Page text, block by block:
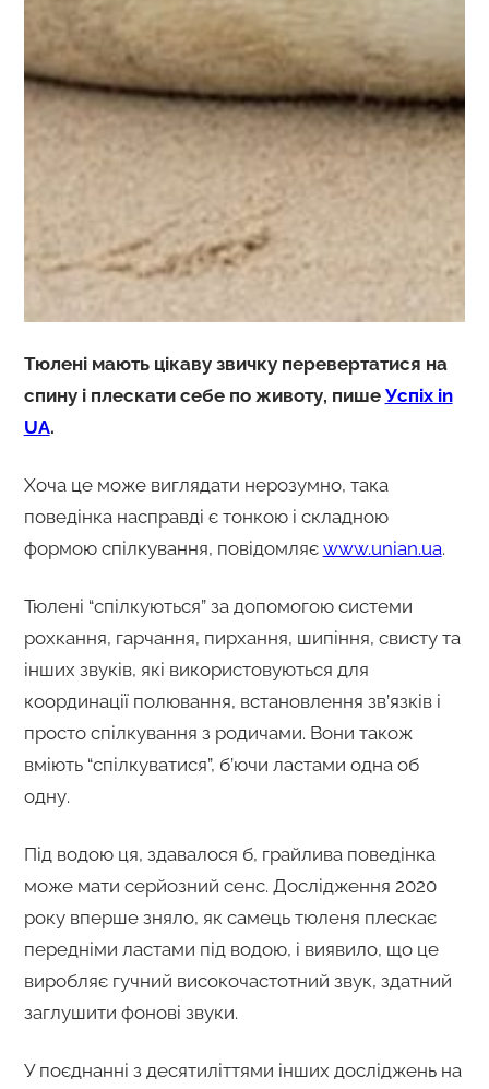
Тюлені мають цікаву звичку перевертатися на
спину і плескати себе по животу, пише Успіх in
UA.
Хоча це може виглядати нерозумно, така
поведінка насправді є тонкою і складною
формою спілкування, повідомляє www.unian.ua.
Тюлені “спілкуються” за допомогою системи
рохкання, гарчання, пирхання, шипіння, свисту та
інших звуків, які використовуються для
координації полювання, встановлення зв’язків і
просто спілкування з родичами. Вони також
вміють “спілкуватися”, б’ючи ластами одна об
одну.
Під водою ця, здавалося б, грайлива поведінка
може мати серйозний сенс. Дослідження 2020
року вперше зняло, як самець тюленя плескає
передніми ластами під водою, і виявило, що це
виробляє гучний високочастотний звук, здатний
заглушити фонові звуки.
У поєднанні з десятиліттями інших досліджень на